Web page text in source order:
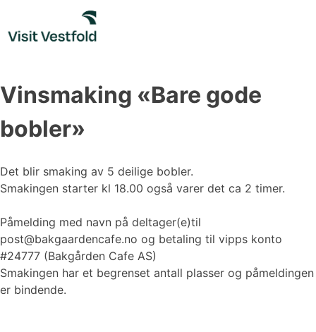
content
Vinsmaking «Bare gode
bobler»
Det blir smaking av 5 deilige bobler.
Smakingen starter kl 18.00 også varer det ca 2 timer.
Påmelding med navn på deltager(e)til
post@bakgaardencafe.no og betaling til vipps konto
#24777 (Bakgården Cafe AS)
Smakingen har et begrenset antall plasser og påmeldingen
er bindende.